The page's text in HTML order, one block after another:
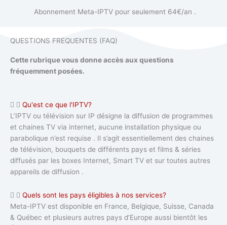
Abonnement Meta-IPTV pour seulement 64€/an .
QUESTIONS FREQUENTES (FAQ)
Cette rubrique vous donne accès aux questions
fréquemment posées.
Qu'est ce que l'IPTV?
L’IPTV ou télévision sur IP désigne la diffusion de programmes
et chaines TV via internet, aucune installation physique ou
parabolique n’est requise . Il s’agit essentiellement des chaines
de télévision, bouquets de différents pays et films & séries
diffusés par les boxes Internet, Smart TV et sur toutes autres
appareils de diffusion .
Quels sont les pays éligibles à nos services?
Meta-IPTV est disponible en France, Belgique, Suisse, Canada
& Québec et plusieurs autres pays d’Europe aussi bientôt les